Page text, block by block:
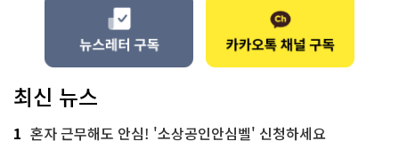
최신 뉴스
1 혼자 근무해도 안심! '소상공인안심벨' 신청하세요